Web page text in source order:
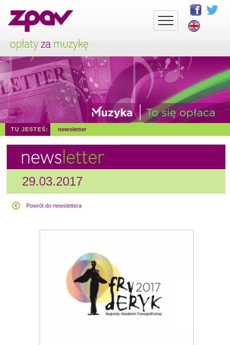
TU JESTEŚ: newsletter
29.03.2017
Powrót do newslettera